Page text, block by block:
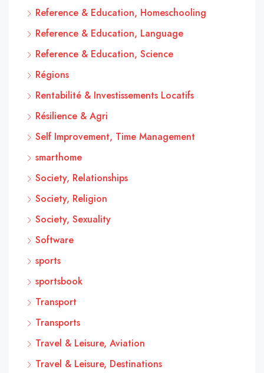
Reference & Education, Homeschooling
Reference & Education, Language
Reference & Education, Science
Régions
Rentabilité & Investissements Locatifs
Résilience & Agri
Self Improvement, Time Management
smarthome
Society, Relationships
Society, Religion
Society, Sexuality
Software
sports
sportsbook
Transport
Transports
Travel & Leisure, Aviation
Travel & Leisure, Destinations